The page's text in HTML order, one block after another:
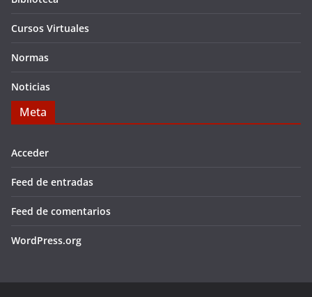
Cursos Virtuales
Normas
Noticias
Meta
Acceder
Feed de entradas
Feed de comentarios
WordPress.org